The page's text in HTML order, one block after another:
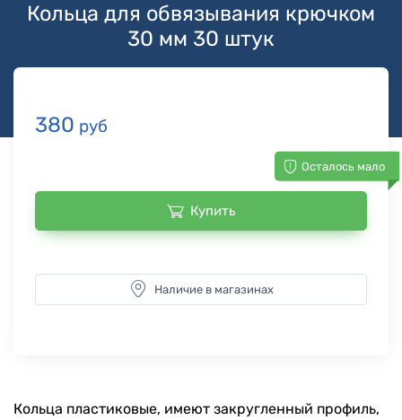
Кольца для обвязывания крючком
30 мм 30 штук
380 руб
Осталось мало
Купить
Наличие в магазинах
Кольца пластиковые, имеют закругленный профиль,